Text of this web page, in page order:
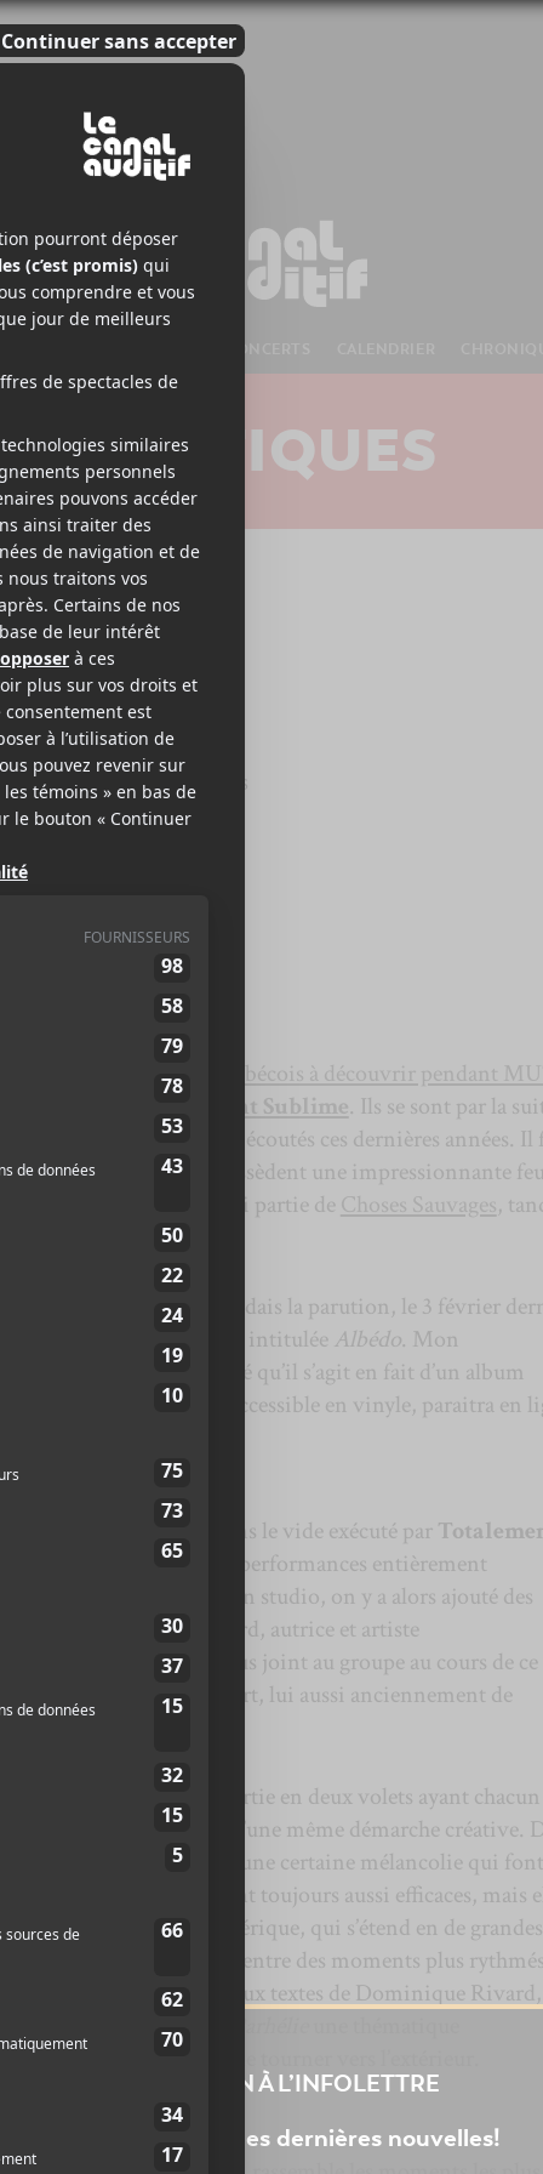
CRITIQUES
2024 40 minutes
artistes québécois à découvrir pendant
Totalement Sublime. Ils se sont par la
que j’ai le plus écoutés ces dernières années. Il
fondateurs du groupe possèdent une impressionnante
Barbier fait aussi partie de Choses Sauvages,
Foreign Diplomats
que j’attendais la parution, le 3 février
intitulée Albédo. Mon
lorsque j’ai constaté qu’il s’agit en fait d’un album
Parhélie, déjà accessible en vinyle, paraitra en
d’un plongeon dans le vide exécuté par
a alors enregistré cinq performances entièrement
tout a été retravaillé en studio, on y a alors ajouté des
de Dominique Rivard, autrice et artiste
membre s’est de plus joint au groupe au cours de ce
Thomas Bruneau Faubert, lui aussi anciennement de
de 1h20 de musique répartie en deux volets ayant
le clair et l’obscur d’une même démarche créative.
ambiances empreintes d’une certaine mélancolie qui
. Leurs mélodies restent toujours aussi efficaces, mais
musique plus atmosphérique, qui s’étend en de grandes
à la contemplation entre des moments plus
sorte en réponse aux textes de Dominique Rivard,
Albédo
le regard de soi pour le tourner vers l’extérieur.
INSCRIPTION À L’INFOLETTRE
Ne manquez pas les dernières nouvelles!